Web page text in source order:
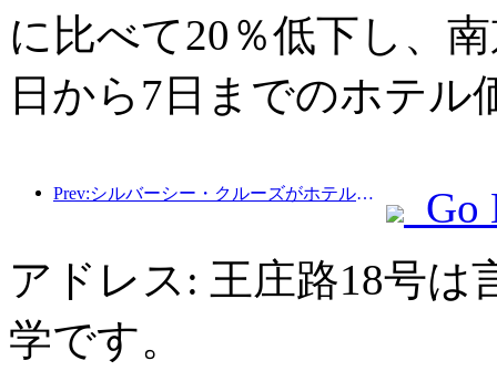
に比べて20％低下し、
日から7日までのホテル
Prev:シルバーシー・クルーズがホテル業界に拡大
Go
アドレス: 王庄路18号は
学です。